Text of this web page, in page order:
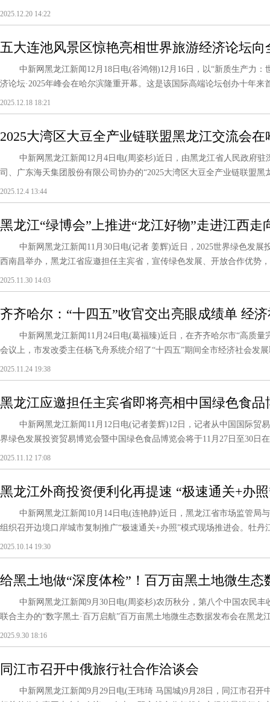
2025.12.20 14:22
五大连池风景区惊艳亮相世界旅游经济论坛
旅新机遇
中新网黑龙江新闻12月18日电(谷鸿翎)12月16日，以“新质生产力：
济论坛·2025年峰会在哈尔滨隆重开幕。这是该国际高端论坛创办十年
2025.12.18 18:21
2025大湾区大豆全产业链联盟黑龙江交流会在
中新网黑龙江新闻12月4日电(周姿杉)近日，由黑龙江省人民政府驻
司、广东海天集团股份有限公司协办的“2025大湾区大豆全产业链联盟
2025.12.4 13:44
黑龙江“绿博会”上推进“龙江好物”走进江西走
中新网黑龙江新闻11月30日电(记者 姜辉)近日，2025世界绿色发展
西南昌举办，黑龙江省应邀担任主宾省，宣传绿色发展、开放合作优势
2025.11.30 14:03
齐齐哈尔：“十四五”收官交出亮眼成绩单 经
新气象
中新网黑龙江新闻11月24日电(葛福臻)近日，在齐齐哈尔市“高质量
会议上，市发改委主任杨飞舟系统介绍了“十四五”期间全市经济社会发
2025.11.24 19:38
黑龙江应邀担任主宾省即将亮相中国绿色食品
中新网黑龙江新闻11月12日电(记者姜辉)12日，记者从中国国际贸易
界绿色发展投资贸易博览会暨中国绿色食品博览会将于11月27日至30日
2025.11.12 17:08
黑龙江外商投资便利化再提速 “极速通关+办
中新网黑龙江新闻10月14日电(连艳静)近日，黑龙江省市场监管局
组织召开边境口岸城市复制推广“极速通关+办照”模式现场推进会。牡
2025.10.14 19:30
给黑土地做“深度体检”！百万亩黑土地微生态
中新网黑龙江新闻9月30日电(周姿杉)农历秋分，第八个中国农民丰
联合主办的“数字黑土·百万启航”百万亩黑土地微生态数据发布会在黑龙
2025.9.30 18:16
同江市召开中俄旅行社合作洽谈会
中新网黑龙江新闻9月29日电(王玮琦 马国城)9月28日，同江市召开